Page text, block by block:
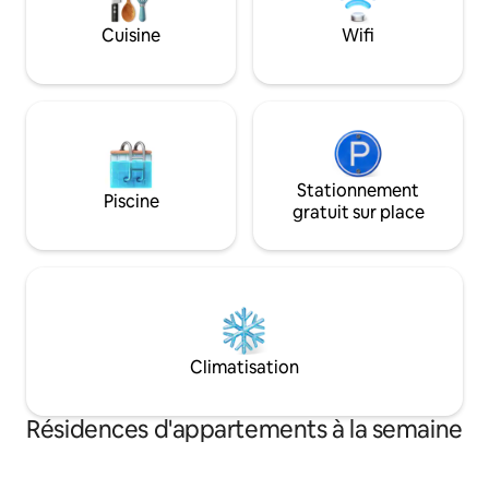
Cuisine Wifi
Piscine
Stationnement
gratuit sur place
Climatisation
Résidences d'appartements à la semaine